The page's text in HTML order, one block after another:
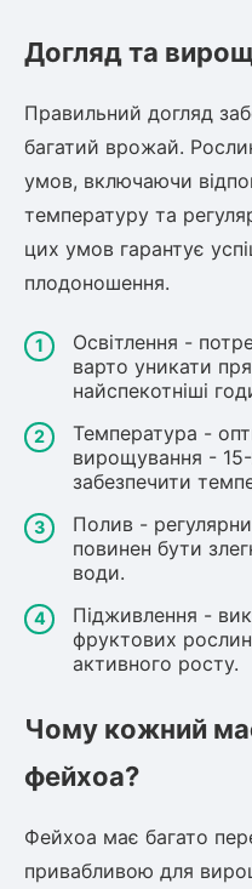
Догляд та
Правильний догляд
багатий врожай.
умов, включаючи
температуру та
цих умов гарантує
плодоношення.
Освітлення -
варто уникати
найспекотніші
Температура -
вирощування -
забезпечити
Полив -
повинен бути
води.
Підживлення -
фруктових
активного росту.
Чому кожний
фейхоа?
Фейхоа має багато
привабливою для